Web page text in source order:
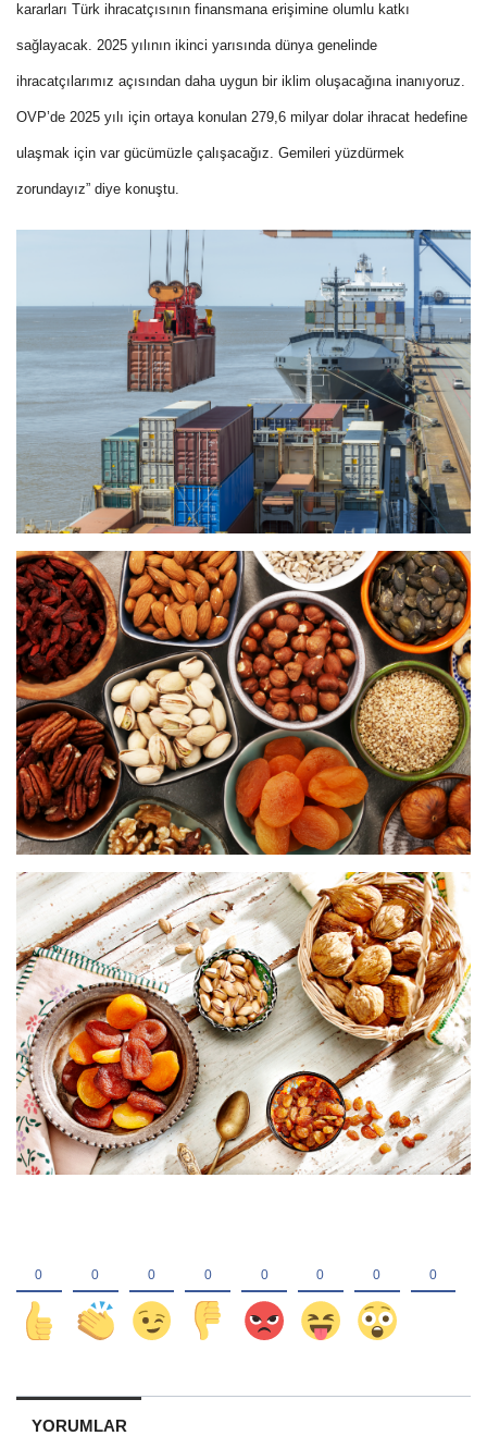
kararları Türk ihracatçısının finansmana erişimine olumlu katkı
sağlayacak. 2025 yılının ikinci yarısında dünya genelinde
ihracatçılarımız açısından daha uygun bir iklim oluşacağına inanıyoruz.
OVP’de 2025 yılı için ortaya konulan 279,6 milyar dolar ihracat hedefine
ulaşmak için var gücümüzle çalışacağız. Gemileri yüzdürmek
zorundayız” diye konuştu.
YORUMLAR